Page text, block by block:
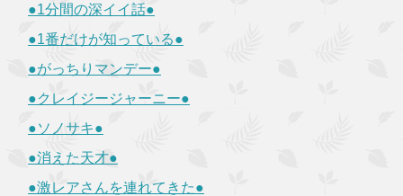
●1分間の深イイ話●
●1番だけが知っている●
●がっちりマンデー●
●クレイジージャーニー●
●ソノサキ●
●消えた天才●
●激レアさんを連れてきた●